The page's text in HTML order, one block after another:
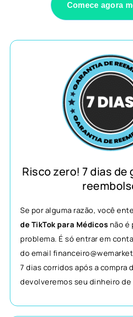
Comece agora
Risco zero! 7 dias de
Se por alguma razão, você
de TikTok para Médicos não é
problema. É só entrar em
do email
7 dias corridos após a compra
devolveremos seu dinheiro